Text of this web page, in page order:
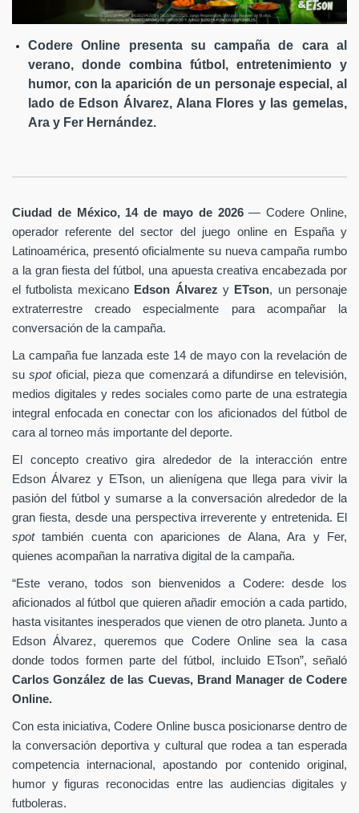
Codere Online presenta su campaña de cara al
verano, donde combina fútbol, entretenimiento y
humor, con la aparición de un personaje especial, al
lado de Edson Álvarez, Alana Flores y las gemelas,
Ara y Fer Hernández.
Ciudad de México, 14 de mayo de 2026— Codere Online,
operador referente del sector del juego online en España y
Latinoamérica, presentó oficialmente su nueva campaña rumbo
a la gran fiesta del fútbol, una apuesta creativa encabezada por
el futbolista mexicano Edson Álvarez yETson, un personaje
extraterrestre creado especialmente para acompañar la
conversación de la campaña.
La campaña fue lanzada este 14 de mayo con la revelación de
suspot oficial, pieza que comenzará a difundirse en televisión,
medios digitales y redes sociales como parte de una estrategia
integral enfocada en conectar con los aficionados del fútbol de
cara al torneo más importante del deporte.
El concepto creativo gira alrededor de la interacción entre
Edson Álvarez y ETson, un alienígena que llega para vivir la
pasión del fútbol y sumarse a la conversación alrededor de la
gran fiesta, desde una perspectiva irreverente y entretenida. El
spottambién cuenta con apariciones de Alana, Ara y Fer,
quienes acompañan la narrativa digital de la campaña.
“Este verano, todos son bienvenidos a Codere: desde los
aficionados al fútbol que quieren añadir emoción a cada partido,
hasta visitantes inesperados que vienen de otro planeta. Junto a
Edson Álvarez, queremos que Codere Online sea la casa
donde todos formen parte del fútbol, incluido ETson”, señaló
Carlos González de las Cuevas, Brand Manager de Codere
Online.
Con esta iniciativa, Codere Online busca posicionarse dentro de
la conversación deportiva y cultural que rodea a tan esperada
competencia internacional, apostando por contenido original,
humor y figuras reconocidas entre las audiencias digitales y
futboleras.